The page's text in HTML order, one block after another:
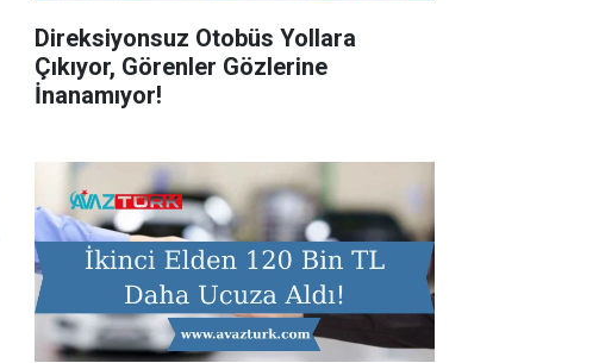
Direksiyonsuz Otobüs Yollara
Çıkıyor, Görenler Gözlerine
İnanamıyor!